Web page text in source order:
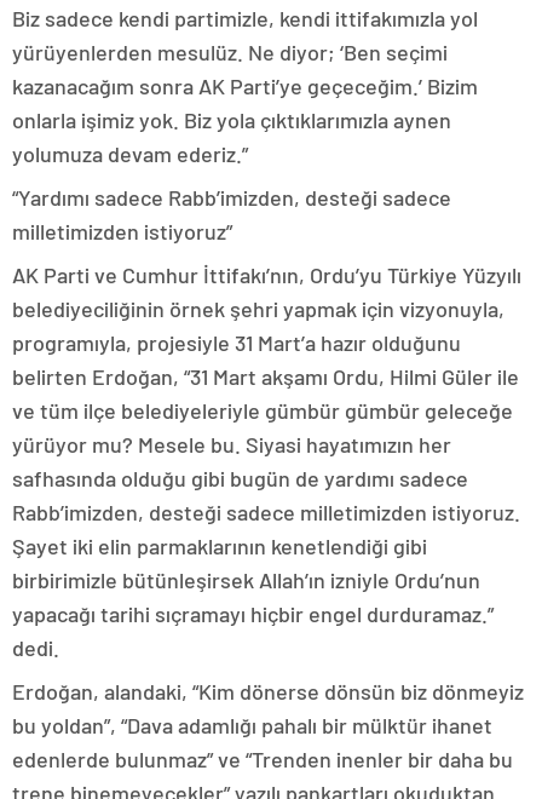
Biz sadece kendi partimizle, kendi ittifakımızla yol
yürüyenlerden mesulüz. Ne diyor; ‘Ben seçimi
kazanacağım sonra AK Parti’ye geçeceğim.’ Bizim
onlarla işimiz yok. Biz yola çıktıklarımızla aynen
yolumuza devam ederiz.”
“Yardımı sadece Rabb’imizden, desteği sadece
milletimizden istiyoruz”
AK Parti ve Cumhur İttifakı’nın, Ordu’yu Türkiye Yüzyılı
belediyeciliğinin örnek şehri yapmak için vizyonuyla,
programıyla, projesiyle 31 Mart’a hazır olduğunu
belirten Erdoğan, “31 Mart akşamı Ordu, Hilmi Güler ile
ve tüm ilçe belediyeleriyle gümbür gümbür geleceğe
yürüyor mu? Mesele bu. Siyasi hayatımızın her
safhasında olduğu gibi bugün de yardımı sadece
Rabb’imizden, desteği sadece milletimizden istiyoruz.
Şayet iki elin parmaklarının kenetlendiği gibi
birbirimizle bütünleşirsek Allah’ın izniyle Ordu’nun
yapacağı tarihi sıçramayı hiçbir engel durduramaz.”
dedi.
Erdoğan, alandaki, “Kim dönerse dönsün biz dönmeyiz
bu yoldan”, “Dava adamlığı pahalı bir mülktür ihanet
edenlerde bulunmaz” ve “Trenden inenler bir daha bu
trene binemeyecekler” yazılı pankartları okuduktan